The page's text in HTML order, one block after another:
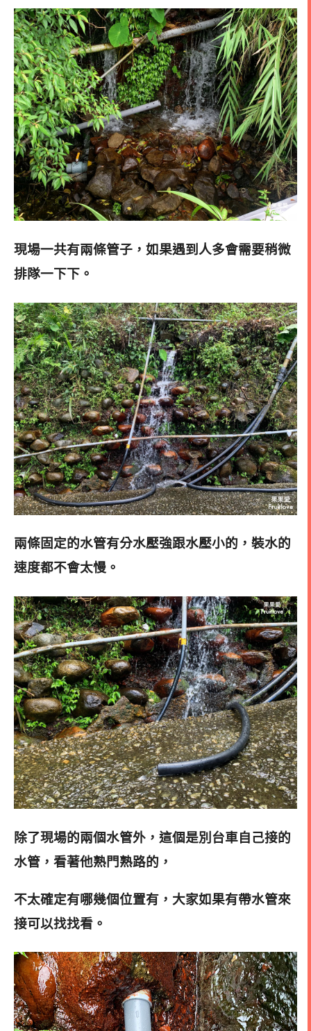
現場一共有兩條管子，如果遇到人多會需要稍微
排隊一下下。
兩條固定的水管有分水壓強跟水壓小的，裝水的
速度都不會太慢 。
除了現場的兩個水管外，這個是別台車自己接的
水管，看著他熟門熟路的，
不太確定有哪幾個位置有，大家如果有帶水管來
接可以找找看。